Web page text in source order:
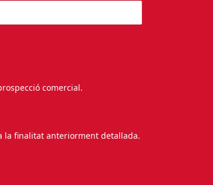
comercial.
la finalitat anteriorment detallada.